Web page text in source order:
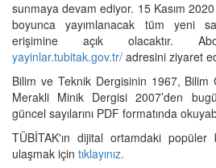
sunmaya devam ediyor. 15 Kasım
boyunca yayımlanacak tüm yeni
erişimine açık olacaktır.
yayinlar.tubitak.gov.tr/ adresini ziyaret
Bilim ve Teknik Dergisinin 1967,
Merakli Minik Dergisi 2007’den
güncel sayılarını PDF formatında
TÜBİTAK'ın dijital ortamdaki popüler
ulaşmak için tıklayınız.